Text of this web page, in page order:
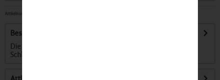
Artikelnummer:
Beschreibung
Die Dampflok BR 01, also Baureihe 01, war eine
Schlepptenderlokomotive der Deutschen...
Artikel bewerten